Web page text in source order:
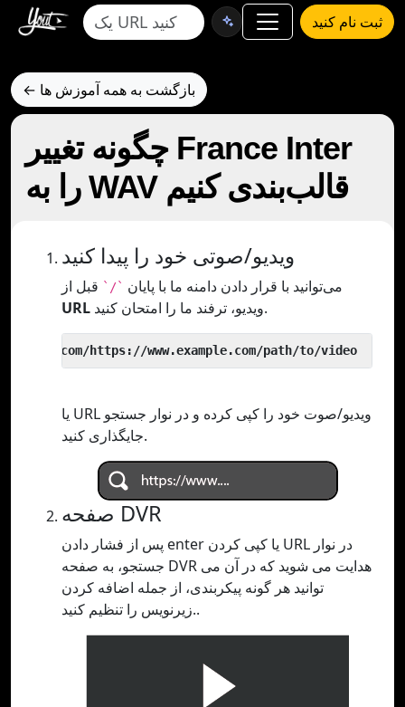
ثبت نام کنید
← بازگشت به همه آموزش ها
چگونه تغییر France Inter
را به WAV قالب‌بندی کنیم
ویدیو/صوتی خود را پیدا کنید
می‌توانید با قرار دادن دامنه ما با پایان `/` قبل از
URL
ویدیو، ترفند ما را امتحان کنید.
یا URL ویدیو/صوت خود را کپی کرده و در نوار جستجو
جایگذاری کنید.
صفحه DVR
پس از فشار دادن enter یا کپی کردن URL در نوار
جستجو، به صفحه DVR هدایت می شوید که در آن می
توانید هر گونه پیکربندی، از جمله اضافه کردن
زیرنویس را تنظیم کنید..